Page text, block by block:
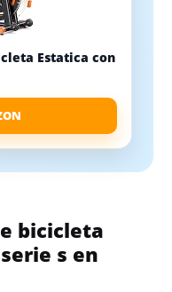
Estatica con
bicicleta
s en